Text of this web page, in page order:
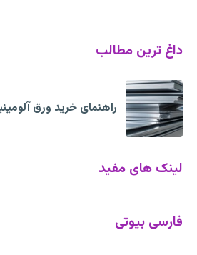
داغ ترین مطالب
راهنمای خرید ورق
لینک های مفید
فارسی بیوتی